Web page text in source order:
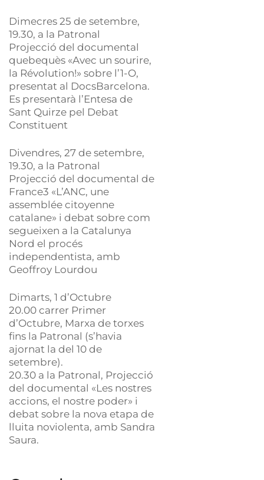
Dimecres 25 de setembre,
19.30, a la Patronal
Projecció del documental
quebequès «Avec un sourire,
la Révolution!» sobre l’1-O,
presentat al DocsBarcelona.
Es presentarà l’Entesa de
Sant Quirze pel Debat
Constituent
Divendres, 27 de setembre,
19.30, a la Patronal
Projecció del documental de
France3 «L’ANC, une
assemblée citoyenne
catalane» i debat sobre com
segueixen a la Catalunya
Nord el procés
independentista, amb
Geoffroy Lourdou
Dimarts, 1 d’Octubre
20.00 carrer Primer
d’Octubre, Marxa de torxes
fins la Patronal (s’havia
ajornat la del 10 de
setembre).
20.30 a la Patronal, Projecció
del documental «Les nostres
accions, el nostre poder» i
debat sobre la nova etapa de
lluita noviolenta, amb Sandra
Saura.